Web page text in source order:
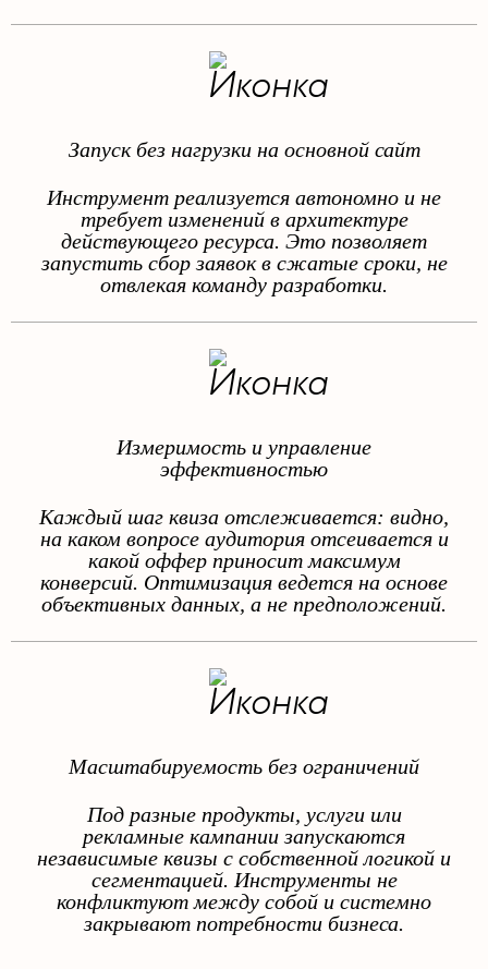
Запуск без нагрузки на основной сайт
Инструмент реализуется автономно и не
требует изменений в архитектуре
действующего ресурса. Это позволяет
запустить сбор заявок в сжатые сроки, не
отвлекая команду разработки.
Измеримость и управление
эффективностью
Каждый шаг квиза отслеживается: видно,
на каком вопросе аудитория отсеивается и
какой оффер приносит максимум
конверсий. Оптимизация ведется на основе
объективных данных, а не предположений.
Масштабируемость без ограничений
Под разные продукты, услуги или
рекламные кампании запускаются
независимые квизы с собственной логикой и
сегментацией. Инструменты не
конфликтуют между собой и системно
закрывают потребности бизнеса.